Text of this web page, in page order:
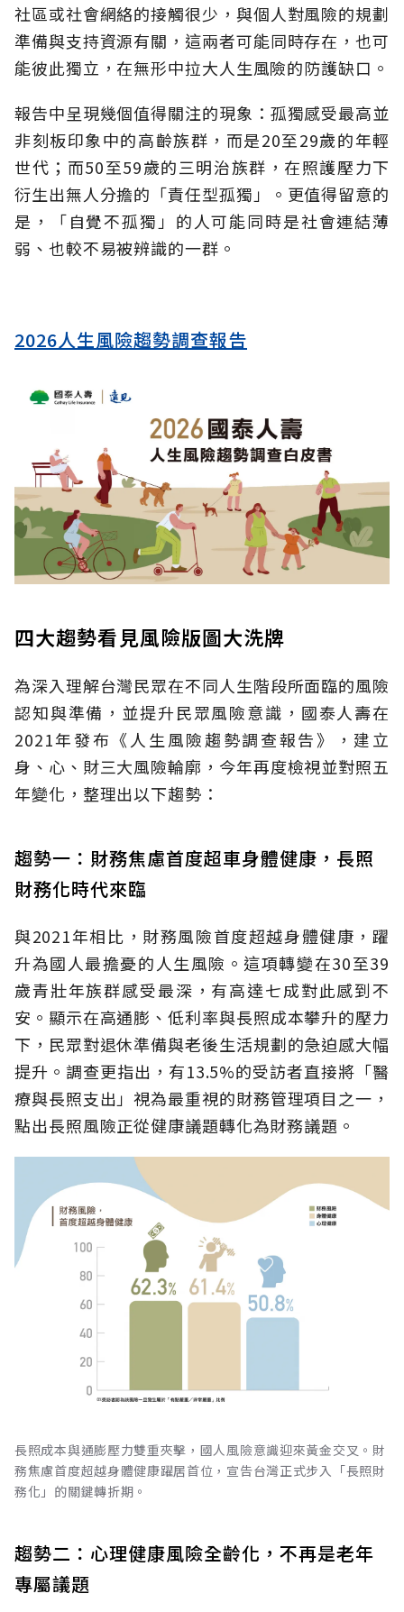
社區或社會網絡的接觸很少，與個人對風險的規劃
準備與支持資源有關，這兩者可能同時存在，也可
能彼此獨立，在無形中拉大人生風險的防護缺口。
報告中呈現幾個值得關注的現象：孤獨感受最高並
非刻板印象中的高齡族群，而是20至29歲的年輕
世代；而50至59歲的三明治族群，在照護壓力下
衍生出無人分擔的「責任型孤獨」。更值得留意的
是，「自覺不孤獨」的人可能同時是社會連結薄
弱、也較不易被辨識的一群。
2026人生風險趨勢調查報告
四大趨勢看見風險版圖大洗牌
為深入理解台灣民眾在不同人生階段所面臨的風險
認知與準備，並提升民眾風險意識，國泰人壽在
2021年發布《人生風險趨勢調查報告》，建立
身、心、財三大風險輪廓，今年再度檢視並對照五
年變化，整理出以下趨勢：
趨勢一：財務焦慮首度超車身體健康，長照
財務化時代來臨
與2021年相比，財務風險首度超越身體健康，躍
升為國人最擔憂的人生風險。這項轉變在30至39
歲青壯年族群感受最深，有高達七成對此感到不
安。顯示在高通膨、低利率與長照成本攀升的壓力
下，民眾對退休準備與老後生活規劃的急迫感大幅
提升。調查更指出，有13.5%的受訪者直接將「醫
療與長照支出」視為最重視的財務管理項目之一，
點出長照風險正從健康議題轉化為財務議題。
長照成本與通膨壓力雙重夾擊，國人風險意識迎來黃金交叉。財
務焦慮首度超越身體健康躍居首位，宣告台灣正式步入「長照財
務化」的關鍵轉折期。
趨勢二：心理健康風險全齡化，不再是老年
專屬議題